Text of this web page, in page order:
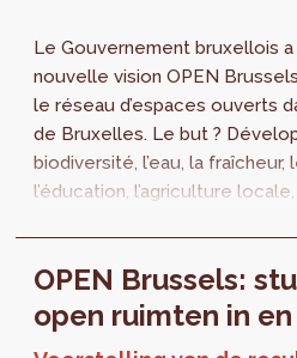
Le Gouvernement bruxellois
nouvelle vision OPEN
le réseau d’espaces ouverts
de Bruxelles. Le but ?
biodiversité, l’eau, la fraîcheur,
l’éducation, l’agriculture
Bruxelles Environnement et la
flamande. Une brochure de
étude est maintenant
OPEN Brussels:
open ruimten in